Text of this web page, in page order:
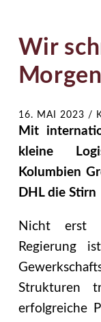
Wir
16. MAI 2023 /
Mit
kleine
Kolumbien
DHL die Stirn
Nicht erst
Regierung
Strukturen
erfolgreiche